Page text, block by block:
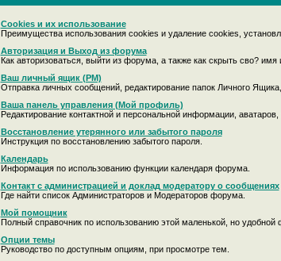
Cookies и их использование
Преимущества использования cookies и удаление cookies,
Авторизация и Выход из форума
Как авторизоваться, выйти из форума, а также как скрыть сво?
Ваш личный ящик (PM)
Отправка личных сообщений, редактирование папок Личного
Ваша панель управления (Мой профиль)
Редактирование контактной и персональной информации,
Восстановление утерянного или забытого пароля
Инструкция по восстановлению забытого пароля.
Календарь
Информация по использованию функции календаря форума.
Контакт с администрацией и доклад модератору о сообщениях
Где найти список Администраторов и Модераторов форума.
Мой помощник
Полный справочник по использованию этой маленькой, но удобной
Опции темы
Руководство по доступным опциям, при просмотре тем.